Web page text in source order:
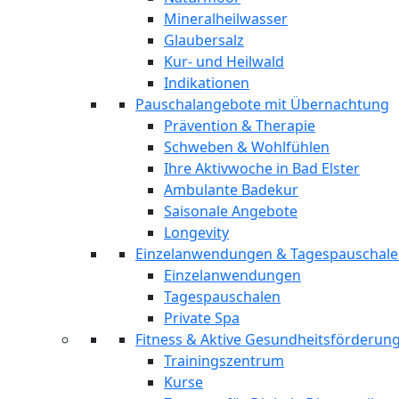
Mineralheilwasser
Glaubersalz
Kur- und Heilwald
Indikationen
Pauschalangebote mit Übernachtung
Prävention & Therapie
Schweben & Wohlfühlen
Ihre Aktivwoche in Bad Elster
Ambulante Badekur
Saisonale Angebote
Longevity
Einzelanwendungen &
Einzelanwendungen
Tagespauschalen
Private Spa
Fitness & Aktive
Trainingszentrum
Kurse